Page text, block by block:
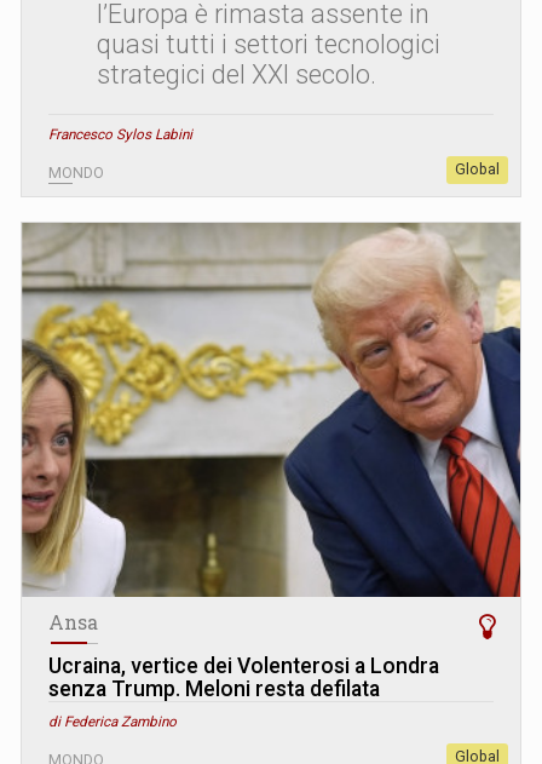
l’Europa è rimasta assente in
quasi tutti i settori tecnologici
strategici del XXI secolo.
Francesco Sylos Labini
MONDO Global
Ansa
Ucraina, vertice dei Volenterosi a Londra
senza Trump. Meloni resta defilata
di Federica Zambino
MONDO Global